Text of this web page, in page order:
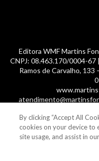
Editora WMF Martins
CNPJ: 08.463.170/0004-67
Ramos de Carvalho, 133
© 2014 -2026,
com mais de 700 mil
By clicking “Accept All
cookies on your device to
site usage, and assist in